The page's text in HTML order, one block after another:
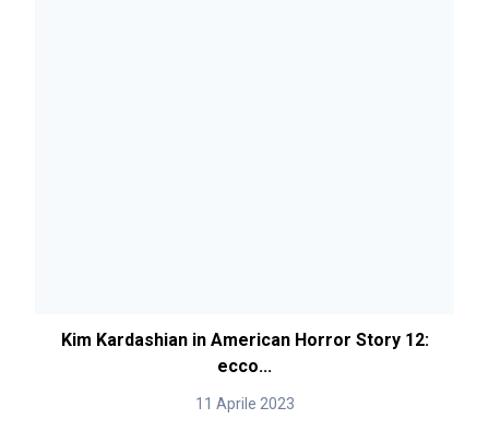
Kim Kardashian in American Horror Story 12:
ecco...
11 Aprile 2023